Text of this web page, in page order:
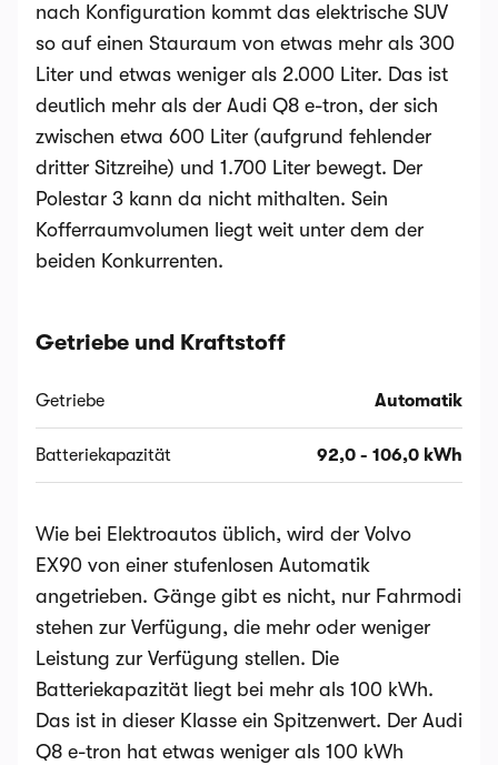
nach Konfiguration kommt das elektrische SUV
so auf einen Stauraum von etwas mehr als 300
Liter und etwas weniger als 2.000 Liter. Das ist
deutlich mehr als der Audi Q8 e-tron, der sich
zwischen etwa 600 Liter (aufgrund fehlender
dritter Sitzreihe) und 1.700 Liter bewegt. Der
Polestar 3 kann da nicht mithalten. Sein
Kofferraumvolumen liegt weit unter dem der
beiden Konkurrenten.
Getriebe und Kraftstoff
Getriebe Automatik
Batteriekapazität 92,0 - 106,0 kWh
Wie bei Elektroautos üblich, wird der Volvo
EX90 von einer stufenlosen Automatik
angetrieben. Gänge gibt es nicht, nur Fahrmodi
stehen zur Verfügung, die mehr oder weniger
Leistung zur Verfügung stellen. Die
Batteriekapazität liegt bei mehr als 100 kWh.
Das ist in dieser Klasse ein Spitzenwert. Der Audi
Q8 e-tron hat etwas weniger als 100 kWh